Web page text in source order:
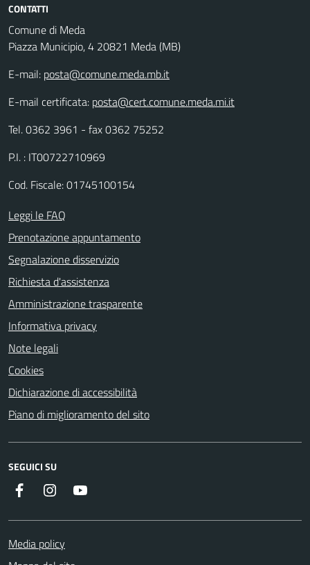
CONTATTI
Comune di Meda
Piazza Municipio, 4 20821 Meda (MB)
E-mail: posta@comune.meda.mb.it
E-mail certificata: posta@cert.comune.meda.mi.it
Tel. 0362 3961 - fax 0362 75252
P.I. : IT00722710969
Cod. Fiscale: 01745100154
Leggi le FAQ
Prenotazione appuntamento
Segnalazione disservizio
Richiesta d'assistenza
Amministrazione trasparente
Informativa privacy
Note legali
Cookies
Dichiarazione di accessibilità
Piano di miglioramento del sito
SEGUICI SU
InstagramYouTube
Media policy